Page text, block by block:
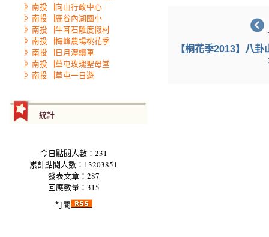
》南投▕向山行政中心
》南投▕鹿谷內湖國小
》南投▕牛耳石雕度假村
》南投▕梅峰農場桃花季
》南投▕日月潭纜車
》南投▕草屯玫瑰聖母堂
》南投▕草屯一日遊
統計
今日點閱人數：231
累計點閱人數：13203851
發表文章：287
回應數量：315
訂閱
【桐花季2013】八